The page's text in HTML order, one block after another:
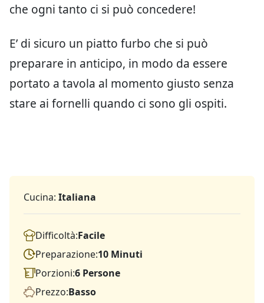
che ogni tanto ci si può concedere!
E’ di sicuro un piatto furbo che si può
preparare in anticipo, in modo da essere
portato a tavola al momento giusto senza
stare ai fornelli quando ci sono gli ospiti.
Cucina: Italiana
Difficoltà:Facile
Preparazione:10 Minuti
Porzioni:6 Persone
Prezzo:Basso